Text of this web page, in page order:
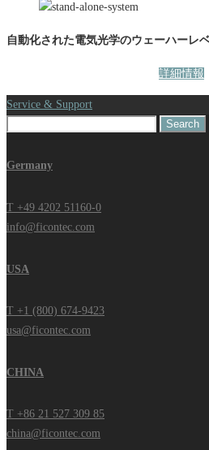
自動化された電気光学のウェーハーレ
詳細情報
Service & Support
Germany
T +49 4202 51160-0
info@ficontec.com
USA
T +1 (800) 674-9423
usa@ficontec.com
CHINA
T +86 21 527 309 85
china@ficontec.com